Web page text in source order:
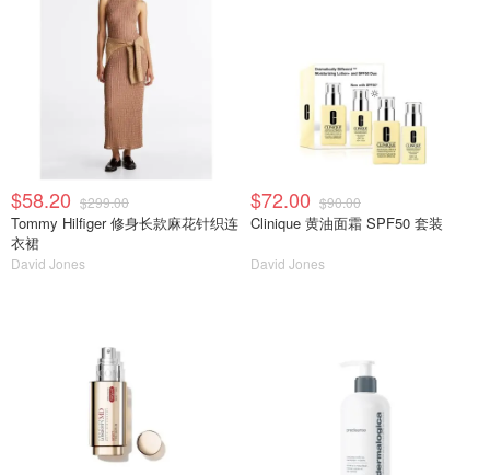
$58.20 $299.00
Tommy Hilfiger 修身长款麻花针织连
衣裙
David Jones
$72.00 $90.00
Clinique 黄油面霜 SPF50 套装
David Jones